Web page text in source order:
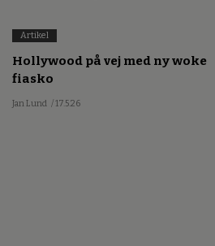
Artikel
Hollywood på vej med ny woke
fiasko
Jan Lund / 17.5.26